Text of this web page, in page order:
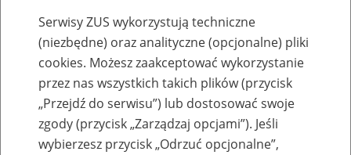
Dla mediów
Serwisy ZUS wykorzystują techniczne
(niezbędne) oraz analityczne (opcjonalne) pliki
cookies. Możesz zaakceptować wykorzystanie
przez nas wszystkich takich plików (przycisk
„Przejdź do serwisu”) lub dostosować swoje
zgody (przycisk „Zarządzaj opcjami”). Jeśli
wybierzesz przycisk „Odrzuć opcjonalne”,